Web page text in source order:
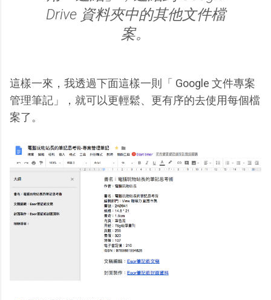
Drive 資料夾中的其他文件檔
案。
這樣一來，我透過下面這樣一則「 Google 文件專案
管理筆記」，就可以更輕鬆、更有序的去使用每個檔
案了。